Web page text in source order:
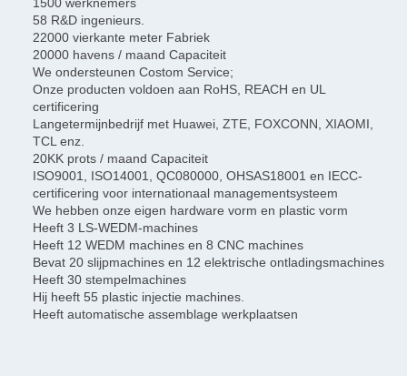
58 R&D ingenieurs.
22000 vierkante meter Fabriek
20000 havens / maand Capaciteit
We ondersteunen Costom Service;
Onze producten voldoen aan RoHS, REACH en UL
certificering
Langetermijnbedrijf met Huawei, ZTE, FOXCONN, XIAOMI,
TCL enz.
20KK prots / maand Capaciteit
ISO9001, ISO14001, QC080000, OHSAS18001 en IECC-
certificering voor internationaal managementsysteem
We hebben onze eigen hardware vorm en plastic vorm
Heeft 3 LS-WEDM-machines
Heeft 12 WEDM machines en 8 CNC machines
Bevat 20 slijpmachines en 12 elektrische ontladingsmachines
Heeft 30 stempelmachines
Hij heeft 55 plastic injectie machines.
Heeft automatische assemblage werkplaatsen